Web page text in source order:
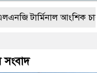
আংশিক চালু, জাতীয়
সংবাদ